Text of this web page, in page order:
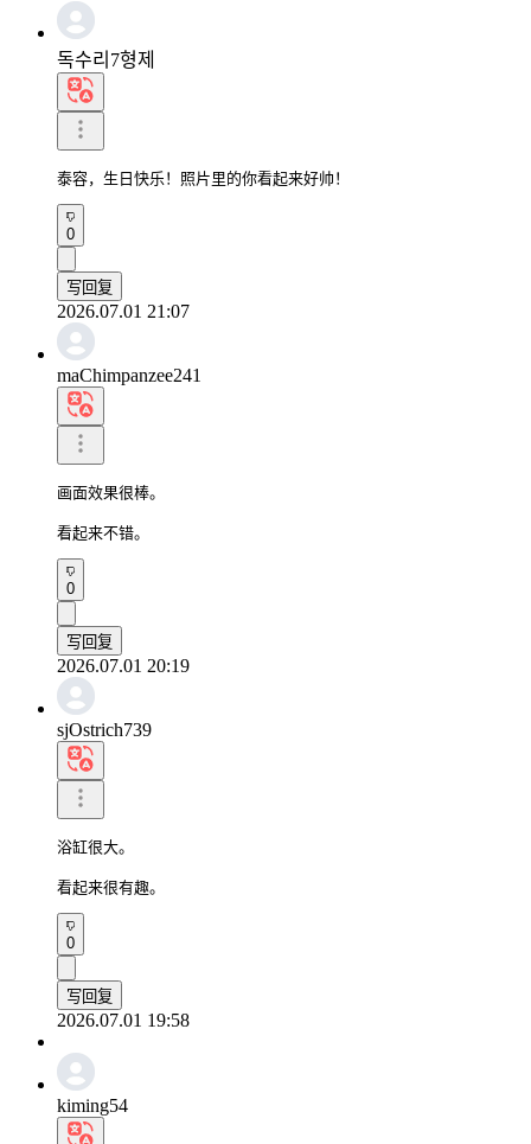
독수리7형제
泰容，生日快乐！照片里的你看起来好帅！
0
写回复
2026.07.01 21:07
maChimpanzee241
画面效果很棒。
看起来不错。
0
写回复
2026.07.01 20:19
sjOstrich739
浴缸很大。
看起来很有趣。
0
写回复
2026.07.01 19:58
kiming54